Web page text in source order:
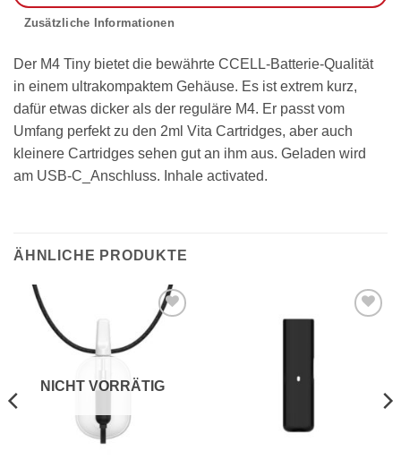
Zusätzliche Informationen
Der M4 Tiny bietet die bewährte CCELL-Batterie-Qualität
in einem ultrakompaktem Gehäuse. Es ist extrem kurz,
dafür etwas dicker als der reguläre M4. Er passt vom
Umfang perfekt zu den 2ml Vita Cartridges, aber auch
kleinere Cartridges sehen gut an ihm aus. Geladen wird
am USB-C_Anschluss. Inhale activated.
ÄHNLICHE PRODUKTE
Auf die
Wunschliste
NICHT VORRÄTIG